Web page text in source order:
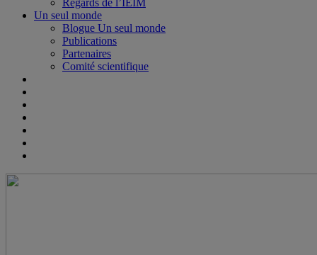
Regards de l’IEIM
Un seul monde
Blogue Un seul monde
Publications
Partenaires
Comité scientifique